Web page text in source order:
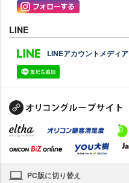
LINE
LINEアカウントメディア
PC版に切り替え